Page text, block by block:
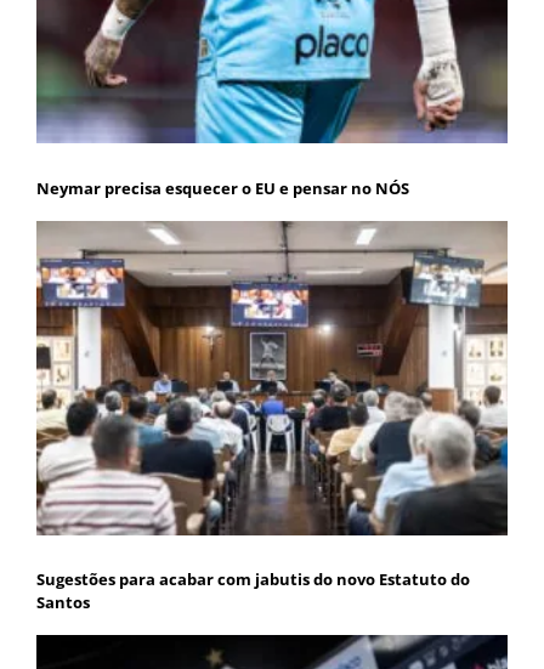
Neymar precisa esquecer o EU e pensar no NÓS
Sugestões para acabar com jabutis do novo Estatuto do
Santos